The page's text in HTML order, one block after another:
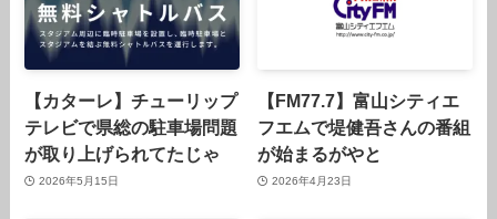
【カターレ】チューリップ
テレビで県総の駐車場問題
が取り上げられてたじゃ
2026年5月15日
【FM77.7】富山シティエ
フエムで堤健吾さんの番組
が始まるがやと
2026年4月23日